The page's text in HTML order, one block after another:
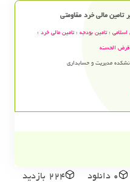
تامین مالی خرد مقاومتی
اسلامی ؛تامین بودجه ؛تامین مالی خرد ؛
قرض الحسنه
مدیریت و حسابداری
0 دانلود 224 بازدید